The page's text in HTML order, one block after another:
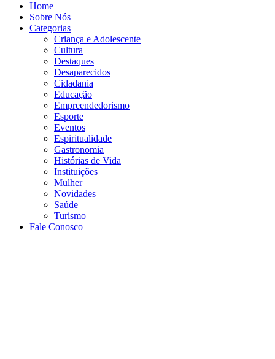
Home
Sobre Nós
Categorias
Criança e Adolescente
Cultura
Destaques
Desaparecidos
Cidadania
Educação
Empreendedorismo
Esporte
Eventos
Espiritualidade
Gastronomia
Histórias de Vida
Instituições
Mulher
Novidades
Saúde
Turismo
Fale Conosco